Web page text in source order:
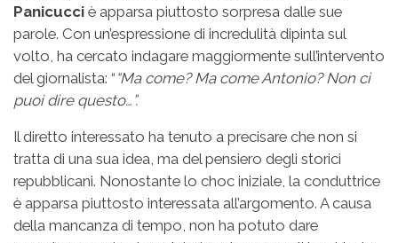
Panicucci è apparsa piuttosto sorpresa dalle sue
parole. Con un’espressione di incredulità dipinta sul
volto, ha cercato indagare maggiormente sull’intervento
del giornalista: “ “Ma come? Ma come Antonio? Non ci
puoi dire questo…”.
Il diretto interessato ha tenuto a precisare che non si
tratta di una sua idea, ma del pensiero degli storici
repubblicani. Nonostante lo choc iniziale, la conduttrice
è apparsa piuttosto interessata all’argomento. A causa
della mancanza di tempo, non ha potuto dare